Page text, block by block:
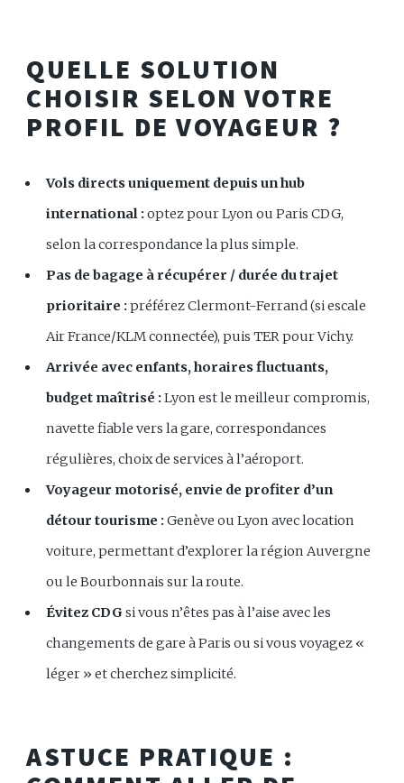
QUELLE SOLUTION
CHOISIR SELON VOTRE
PROFIL DE VOYAGEUR ?
Vols directs uniquement depuis un hub
international :optez pour Lyon ou Paris CDG,
selon la correspondance la plus simple.
Pas de bagage à récupérer / durée du trajet
prioritaire :préférez Clermont-Ferrand (si escale
Air France/KLM connectée), puis TER pour Vichy.
Arrivée avec enfants, horaires fluctuants,
budget maîtrisé :Lyon est le meilleur compromis,
navette fiable vers la gare, correspondances
régulières, choix de services à l’aéroport.
Voyageur motorisé, envie de profiter d’un
détour tourisme :Genève ou Lyon avec location
voiture, permettant d’explorer la région Auvergne
ou le Bourbonnais sur la route.
Évitez CDG si vous n’êtes pas à l’aise avec les
changements de gare à Paris ou si vous voyagez «
léger » et cherchez simplicité.
ASTUCE PRATIQUE :